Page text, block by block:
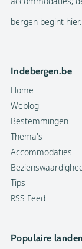
bergen begint hier.
Indebergen.be
Home
Weblog
Bestemmingen
Thema's
Accommodaties
Tips
RSS Feed
Populaire landen